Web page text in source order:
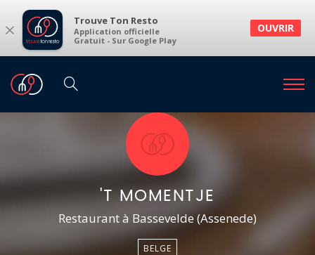
× Trouve Ton Resto
Application officielle
Gratuit - Sur Google Play
OUVRIR
'T MOMENTJE
Restaurant à Bassevelde (Assenede)
BELGE